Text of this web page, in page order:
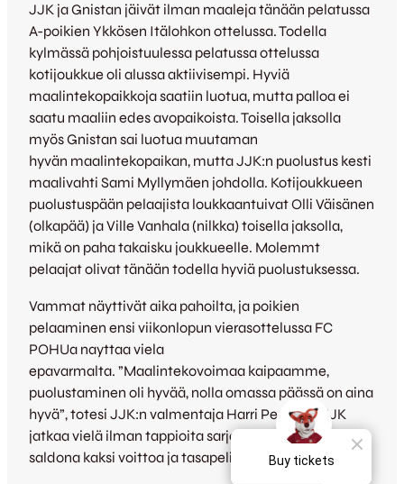
JJK ja Gnistan jäivät ilman maaleja tänään pelatussa
A-poikien Ykkösen Itälohkon ottelussa. Todella
kylmässä pohjoistuulessa pelatussa ottelussa
kotijoukkue oli alussa aktiivisempi. Hyviä
maalintekopaikkoja saatiin luotua, mutta palloa ei
saatu maaliin edes avopaikoista. Toisella jaksolla
myös Gnistan sai luotua muutaman
hyvän maalintekopaikan, mutta JJK:n puolustus kesti
maalivahti Sami Myllymäen johdolla. Kotijoukkueen
puolustuspään pelaajista loukkaantuivat Olli Väisänen
(olkapää) ja Ville Vanhala (nilkka) toisella jaksolla,
mikä on paha takaisku joukkueelle. Molemmt
pelaajat olivat tänään todella hyviä puolustuksessa.
Vammat näyttivät aika pahoilta, ja poikien
pelaaminen ensi viikonlopun vierasottelussa FC
POHUa nayttaa viela
epavarmalta. ”Maalintekovoimaa kaipaamme,
puolustaminen oli hyvää, nolla omassa päässä on aina
hyvä”, totesi JJK:n valmentaja Harri Peränen. JJK
jatkaa vielä ilman tappioita sarjassa kolmantena,
saldona kaksi voittoa ja tasapeli.